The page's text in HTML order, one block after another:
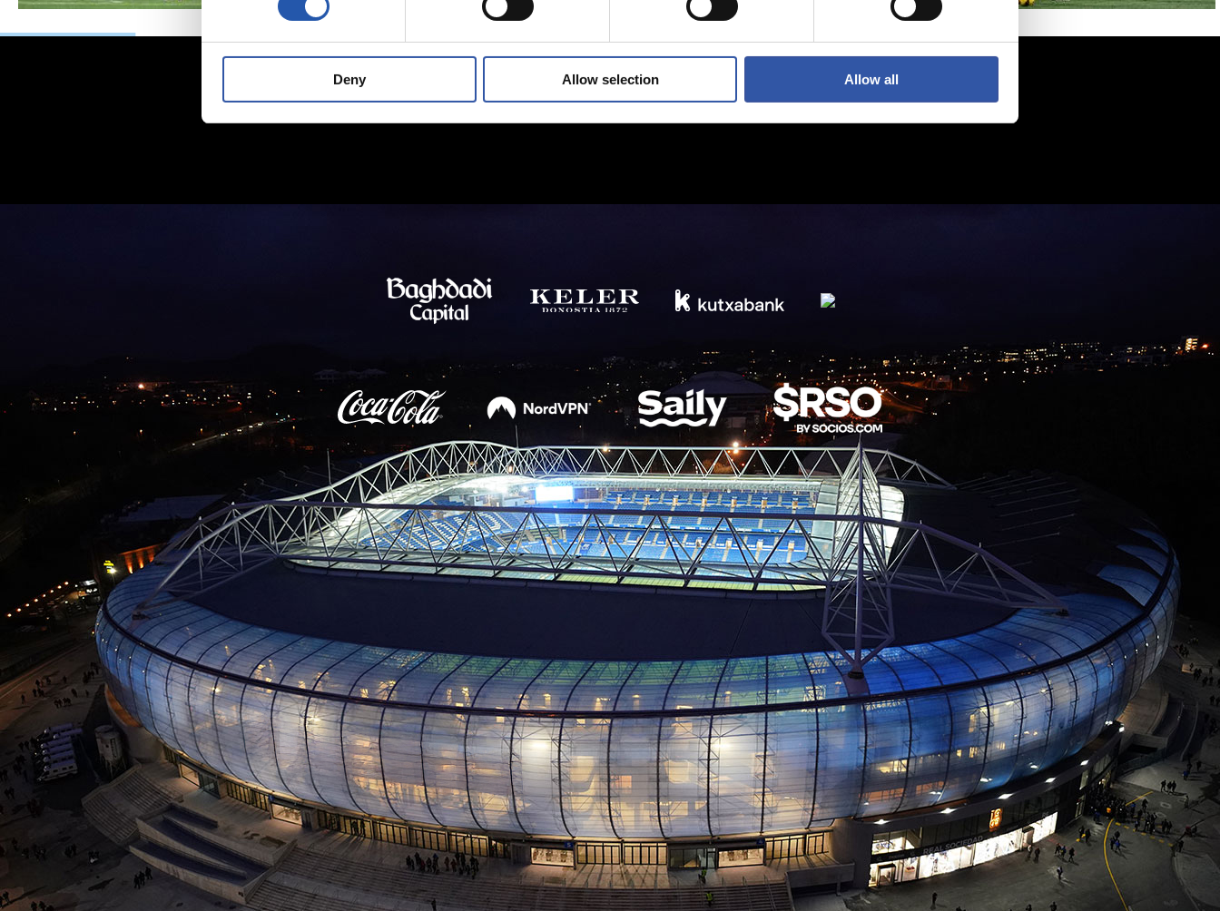
Deny Allow selection Allow all